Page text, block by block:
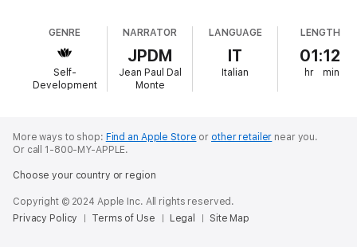
Nel file PDF, troverai il nostro libro "Audioguida New York" con
foto e mappe che individuano tutti i monumenti. Inoltre inclusa
nel PDF: manuale di conversazione illustrato Italiano-Inglese per
permetterti di comunicare facilmente a New York. Contiene più
bere. Dopo l'acquisto, puoi aggiungere comodamente il file PDF
alla tua galleria. Per conoscere la città di persona, lasciarti
New York con noi!
L'audio guida ti permetterà di conoscere circa 19 dei
monumenti più interessanti:
GENRE
Self-
Development
NARRATOR
JPDM
Jean Paul Dal
Monte
LANGUAGE
IT
Italian
LENGTH
01:12
hr min
More ways to shop: Find an Apple Store or other retailer near you.
Or call 1-800-MY-APPLE.
Choose your country or region
Copyright © 2024 Apple Inc. All rights reserved.
Privacy Policy
Terms of Use Legal Site Map